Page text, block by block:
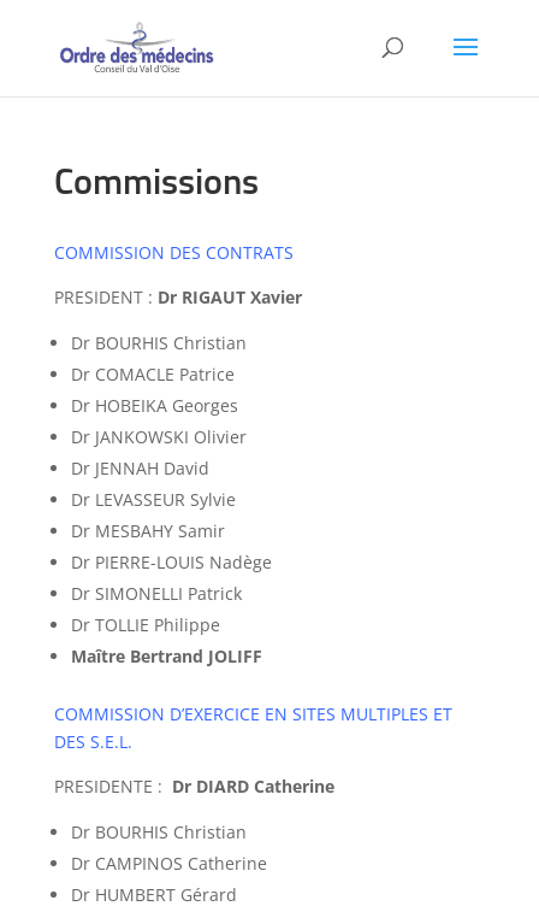
Commissions
COMMISSION DES CONTRATS
PRESIDENT : Dr RIGAUT Xavier
Dr BOURHIS Christian
Dr COMACLE Patrice
Dr HOBEIKA Georges
Dr JANKOWSKI Olivier
Dr JENNAH David
Dr LEVASSEUR Sylvie
Dr MESBAHY Samir
Dr PIERRE-LOUIS Nadège
Dr SIMONELLI Patrick
Dr TOLLIE Philippe
Maître Bertrand JOLIFF
COMMISSION D’EXERCICE EN SITES MULTIPLES ET
DES S.E.L.
PRESIDENTE : Dr DIARD Catherine
Dr BOURHIS Christian
Dr CAMPINOS Catherine
Dr HUMBERT Gérard